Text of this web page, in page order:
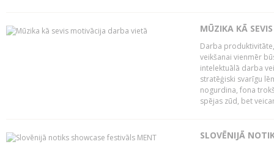
MŪZIKA KĀ
Darba
veikšanai vienmēr
intelektuālā darba
stratēģiski svarīgu
nogurdina, fona
spējas zūd, bet
SLOVĒNIJĀ